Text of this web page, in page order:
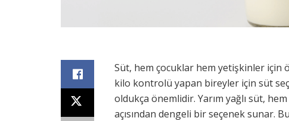
Süt, hem çocuklar hem yetişkinler için
kilo kontrolü yapan bireyler için süt
oldukça önemlidir. Yarım yağlı süt,
açısından dengeli bir seçenek sunar.